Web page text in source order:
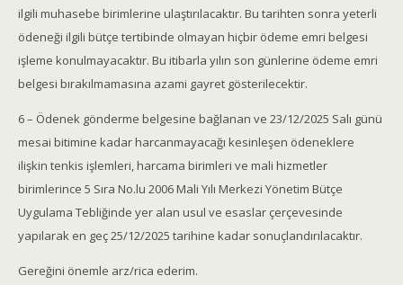
ilgili muhasebe birimlerine ulaştırılacaktır. Bu tarihten sonra yeterli
ödeneği ilgili bütçe tertibinde olmayan hiçbir ödeme emri belgesi
işleme konulmayacaktır. Bu itibarla yılın son günlerine ödeme emri
belgesi bırakılmamasına azami gayret gösterilecektir.
6 – Ödenek gönderme belgesine bağlanan ve 23/12/2025 Salı günü
mesai bitimine kadar harcanmayacağı kesinleşen ödeneklere
ilişkin tenkis işlemleri, harcama birimleri ve mali hizmetler
birimlerince 5 Sıra No.lu 2006 Mali Yılı Merkezi Yönetim Bütçe
Uygulama Tebliğinde yer alan usul ve esaslar çerçevesinde
yapılarak en geç 25/12/2025 tarihine kadar sonuçlandırılacaktır.
Gereğini önemle arz/rica ederim.